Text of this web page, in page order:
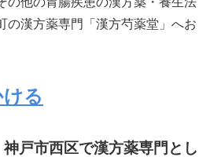
の漢方薬専門「漢方芍薬堂」へお
る
戸市西区で漢方薬専門とし